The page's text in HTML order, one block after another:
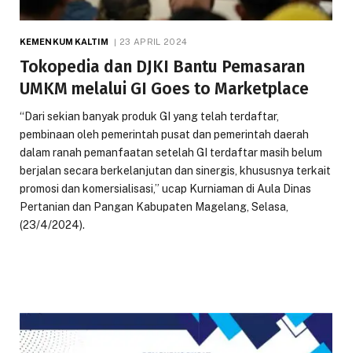
KEMENKUM KALTIM 23 APRIL 2024
Tokopedia dan DJKI Bantu Pemasaran
UMKM melalui GI Goes to Marketplace
“Dari sekian banyak produk GI yang telah terdaftar,
pembinaan oleh pemerintah pusat dan pemerintah daerah
dalam ranah pemanfaatan setelah GI terdaftar masih belum
berjalan secara berkelanjutan dan sinergis, khususnya terkait
promosi dan komersialisasi,” ucap Kurniaman di Aula Dinas
Pertanian dan Pangan Kabupaten Magelang, Selasa,
(23/4/2024).